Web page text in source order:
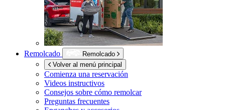
Remolcado
Remolcado
Volver al menú principal
Comienza una reservación
Videos instructivos
Consejos sobre cómo remolcar
Preguntas frecuentes